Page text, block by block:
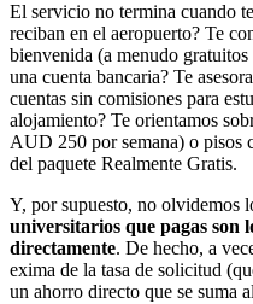
El servicio no termina cuando
reciban en el aeropuerto? Te
bienvenida (a menudo
una cuenta bancaria? Te
cuentas sin comisiones para
alojamiento? Te orientamos
AUD 250 por semana) o pisos
del paquete Realmente Gratis.
Y, por supuesto, no olvidemos
universitarios que pagas son
directamente. De hecho, a
exima de la tasa de solicitud
un ahorro directo que se suma